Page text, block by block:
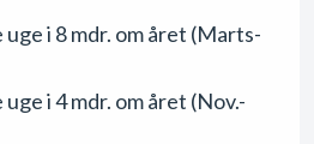
uge i 8 mdr. om året (Marts-
i 4 mdr. om året (Nov.-